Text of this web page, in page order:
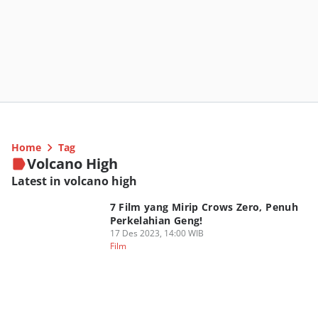
Home Tag
Volcano High
Latest in volcano high
7 Film yang Mirip Crows Zero, Penuh
Perkelahian Geng!
17 Des 2023, 14:00 WIB
Film